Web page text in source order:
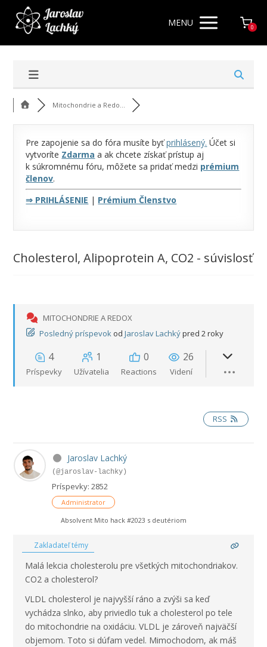
MENU 0
Mitochondrie a Redo...
Pre zapojenie sa do fóra musíte byťprihlásený. Účet si
vytvoríte Zdarma a ak chcete získať prístup aj
k súkromnému fóru, môžete sa pridať medzi prémium
členov.
⇒ PRIHLÁSENIE | Prémium Členstvo
Cholesterol, Alipoprotein A, CO2 - súvislosť
MITOCHONDRIE A REDOX
Posledný príspevok od Jaroslav Lachkýpred 2 roky
4
Príspevky
1
Užívatelia
0
Reactions
26
Videní
RSS
Jaroslav Lachký
(@jaroslav-lachky)
Príspevky: 2852
Administrator
Absolvent Mito hack #2023 s deutériom
Zakladateľ témy
Malá lekcia cholesterolu pre všetkých mitochondriakov.
CO2 a cholesterol?
VLDL cholesterol je najvyšší ráno a zvýši sa keď
vychádza slnko, aby priviedlo tuk a cholesterol po tele
do mitochondrie na oxidáciu. VLDL je zároveň najväčší
objemom. Toto si dúfam vedel. Mimochodom, ak máš